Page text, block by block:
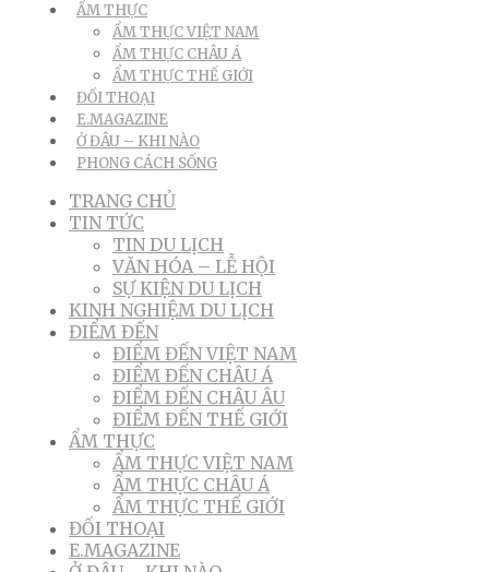
ẨM THỰC
ẨM THỰC VIỆT NAM
ẨM THỰC CHÂU Á
ẨM THỰC THẾ GIỚI
ĐỐI THOẠI
E.MAGAZINE
Ở ĐÂU – KHI NÀO
PHONG CÁCH SỐNG
TRANG CHỦ
TIN TỨC
TIN DU LỊCH
VĂN HÓA – LỄ HỘI
SỰ KIỆN DU LỊCH
KINH NGHIỆM DU LỊCH
ĐIỂM ĐẾN
ĐIỂM ĐẾN VIỆT NAM
ĐIỂM ĐẾN CHÂU Á
ĐIỂM ĐẾN CHÂU ÂU
ĐIỂM ĐẾN THẾ GIỚI
ẨM THỰC
ẨM THỰC VIỆT NAM
ẨM THỰC CHÂU Á
ẨM THỰC THẾ GIỚI
ĐỐI THOẠI
E.MAGAZINE